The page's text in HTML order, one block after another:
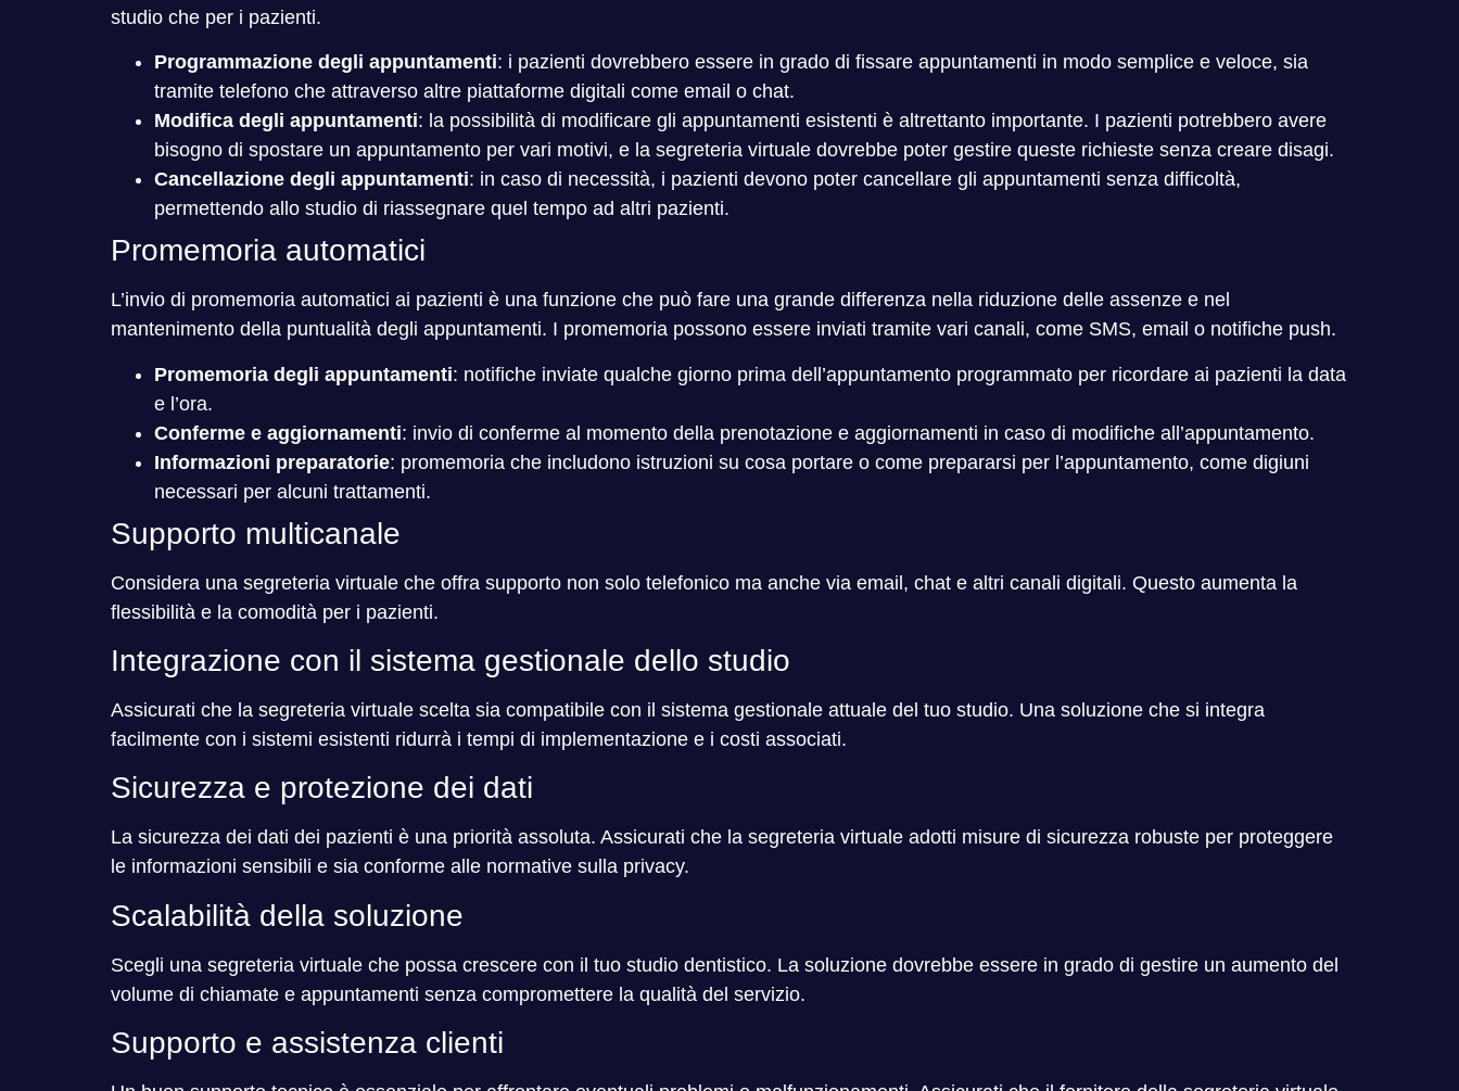
studio che per i pazienti.
Programmazione degli appuntamenti: i pazienti dovrebbero essere in grado di fissare appuntamenti in modo semplice e veloce, sia
tramite telefono che attraverso altre piattaforme digitali come email o chat.
Modifica degli appuntamenti: la possibilità di modificare gli appuntamenti esistenti è altrettanto importante. I pazienti potrebbero avere
bisogno di spostare un appuntamento per vari motivi, e la segreteria virtuale dovrebbe poter gestire queste richieste senza creare disagi.
Cancellazione degli appuntamenti: in caso di necessità, i pazienti devono poter cancellare gli appuntamenti senza difficoltà,
permettendo allo studio di riassegnare quel tempo ad altri pazienti.
Promemoria automatici
L’invio di promemoria automatici ai pazienti è una funzione che può fare una grande differenza nella riduzione delle assenze e nel
mantenimento della puntualità degli appuntamenti. I promemoria possono essere inviati tramite vari canali, come SMS, email o notifiche push.
Promemoria degli appuntamenti: notifiche inviate qualche giorno prima dell’appuntamento programmato per ricordare ai pazienti la data
e l’ora.
Conferme e aggiornamenti: invio di conferme al momento della prenotazione e aggiornamenti in caso di modifiche all’appuntamento.
Informazioni preparatorie: promemoria che includono istruzioni su cosa portare o come prepararsi per l’appuntamento, come digiuni
necessari per alcuni trattamenti.
Supporto multicanale
Considera una segreteria virtuale che offra supporto non solo telefonico ma anche via email, chat e altri canali digitali. Questo aumenta la
flessibilità e la comodità per i pazienti.
Integrazione con il sistema gestionale dello studio
Assicurati che la segreteria virtuale scelta sia compatibile con il sistema gestionale attuale del tuo studio. Una soluzione che si integra
facilmente con i sistemi esistenti ridurrà i tempi di implementazione e i costi associati.
Sicurezza e protezione dei dati
La sicurezza dei dati dei pazienti è una priorità assoluta. Assicurati che la segreteria virtuale adotti misure di sicurezza robuste per proteggere
le informazioni sensibili e sia conforme alle normative sulla privacy.
Scalabilità della soluzione
Scegli una segreteria virtuale che possa crescere con il tuo studio dentistico. La soluzione dovrebbe essere in grado di gestire un aumento del
volume di chiamate e appuntamenti senza compromettere la qualità del servizio.
Supporto e assistenza clienti